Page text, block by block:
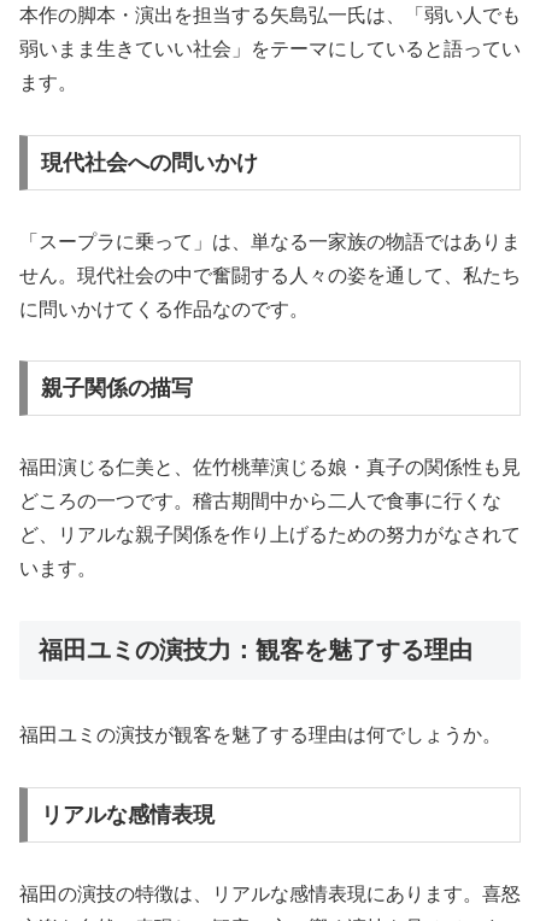
本作の脚本・演出を担当する矢島弘一氏は、「弱い人でも
弱いまま生きていい社会」をテーマにしていると語ってい
ます。
現代社会への問いかけ
「スープラに乗って」は、単なる一家族の物語ではありま
せん。現代社会の中で奮闘する人々の姿を通して、私たち
に問いかけてくる作品なのです。
親子関係の描写
福田演じる仁美と、佐竹桃華演じる娘・真子の関係性も見
どころの一つです。稽古期間中から二人で食事に行くな
ど、リアルな親子関係を作り上げるための努力がなされて
います。
福田ユミの演技力：観客を魅了する理由
福田ユミの演技が観客を魅了する理由は何でしょうか。
リアルな感情表現
福田の演技の特徴は、リアルな感情表現にあります。喜怒